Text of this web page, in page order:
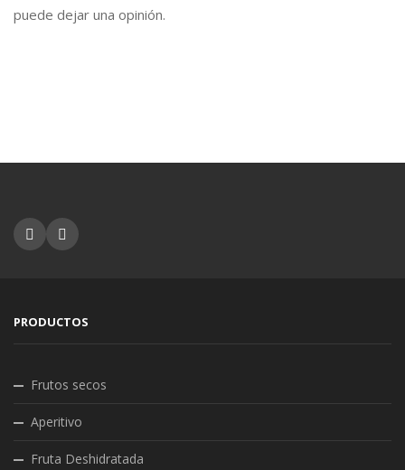
puede dejar una opinión.
PRODUCTOS
Frutos secos
Aperitivo
Fruta Deshidratada